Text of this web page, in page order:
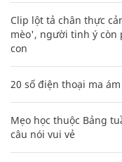
Clip lột tả chân thực
mèo', người tinh ý còn
con
20 số điện thoại ma
Mẹo học thuộc Bảng
câu nói vui vẻ